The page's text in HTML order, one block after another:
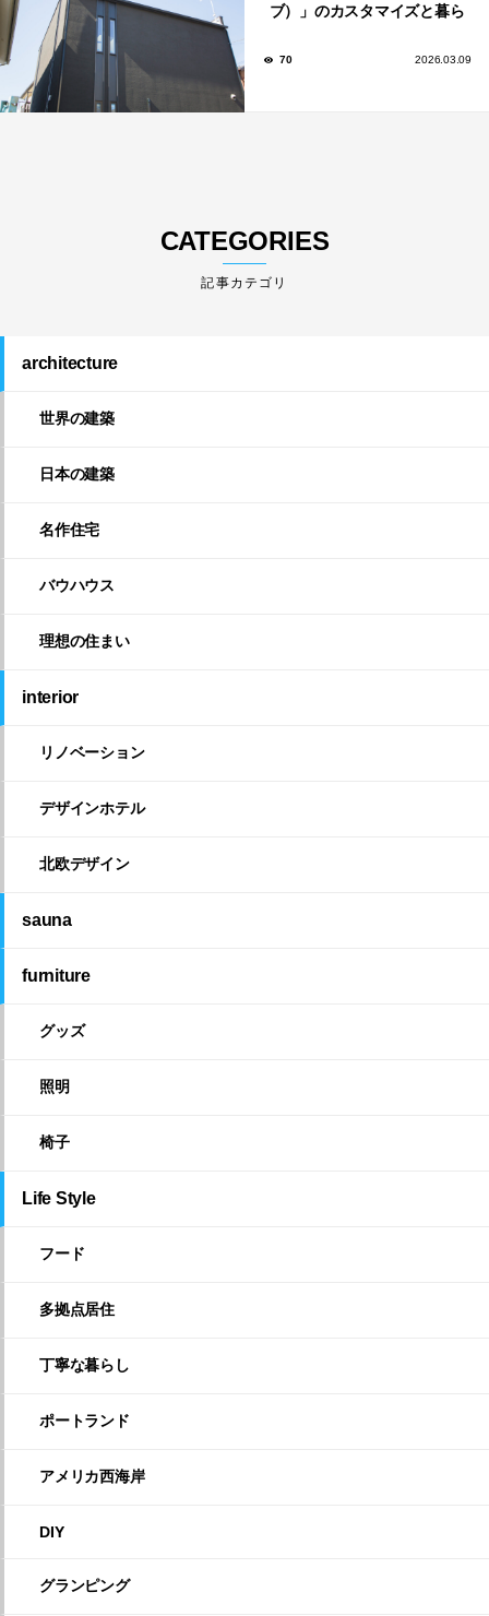
ブ）」のカスタマイズと暮ら
70 2026.03.09
CATEGORIES
architecture
世界の建築
日本の建築
名作住宅
バウハウス
理想の住まい
interior
リノベーション
デザインホテル
北欧デザイン
sauna
furniture
グッズ
照明
椅子
Life Style
フード
多拠点居住
丁寧な暮らし
ポートランド
アメリカ西海岸
DIY
グランピング